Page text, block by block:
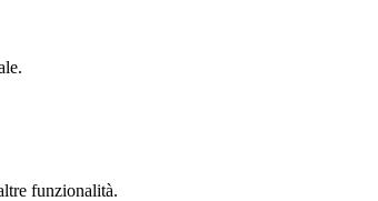
funzionalità.